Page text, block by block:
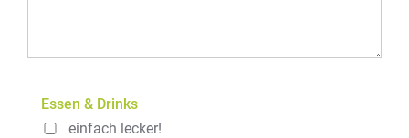
Essen & Drinks
einfach lecker!